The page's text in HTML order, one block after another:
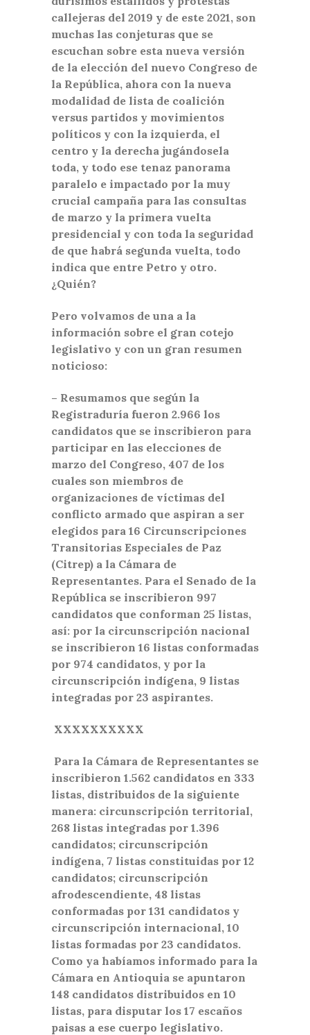
callejeras del 2019 y de este 2021, son
muchas las conjeturas que se
escuchan sobre esta nueva versión
de la elección del nuevo Congreso de
la República, ahora con la nueva
modalidad de lista de coalición
versus partidos y movimientos
políticos y con la izquierda, el
centro y la derecha jugándosela
toda, y todo ese tenaz panorama
paralelo e impactado por la muy
crucial campaña para las consultas
de marzo y la primera vuelta
presidencial y con toda la seguridad
de que habrá segunda vuelta, todo
indica que entre Petro y otro.
¿Quién?
Pero volvamos de una a la
información sobre el gran cotejo
legislativo y con un gran resumen
noticioso:
– Resumamos que según la
Registraduría fueron 2.966 los
candidatos que se inscribieron para
participar en las elecciones de
marzo del Congreso, 407 de los
cuales son miembros de
organizaciones de víctimas del
conflicto armado que aspiran a ser
elegidos para 16 Circunscripciones
Transitorias Especiales de Paz
(Citrep) a la Cámara de
Representantes. Para el Senado de la
República se inscribieron 997
candidatos que conforman 25 listas,
así: por la circunscripción nacional
se inscribieron 16 listas conformadas
por 974 candidatos, y por la
circunscripción indígena, 9 listas
integradas por 23 aspirantes.
XXXXXXXXXX
Para la Cámara de Representantes se
inscribieron 1.562 candidatos en 333
listas, distribuidos de la siguiente
manera: circunscripción territorial,
268 listas integradas por 1.396
candidatos; circunscripción
indígena, 7 listas constituidas por 12
candidatos; circunscripción
afrodescendiente, 48 listas
conformadas por 131 candidatos y
circunscripción internacional, 10
listas formadas por 23 candidatos.
Como ya habíamos informado para la
Cámara en Antioquia se apuntaron
148 candidatos distribuidos en 10
listas, para disputar los 17 escaños
paisas a ese cuerpo legislativo.